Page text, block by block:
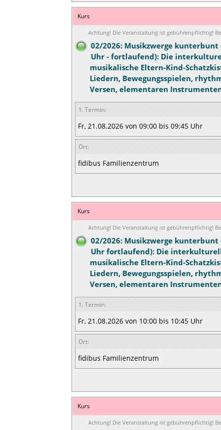
Kurs
Achtung! Die Veranstaltung ist gebührenpflichtig!
02/2026: Musikzwerge kunterbunt
Uhr - fortlaufend): Die
musikalische Eltern-Kind-
Liedern, Bewegungsspielen,
Versen, elementaren
1. Termin:
Fr, 21.08.2026 von 09:00 bis 09:45 Uhr
Ort:
fidibus Familienzentrum
Kurs
Achtung! Die Veranstaltung ist gebührenpflichtig!
02/2026: Musikzwerge kunterbunt
Uhr fortlaufend): Die
musikalische Eltern-Kind-
Liedern, Bewegungsspielen,
Versen, elementaren
1. Termin:
Fr, 21.08.2026 von 10:00 bis 10:45 Uhr
Ort:
fidibus Familienzentrum
Kurs
Achtung! Die Veranstaltung ist gebührenpflichtig!